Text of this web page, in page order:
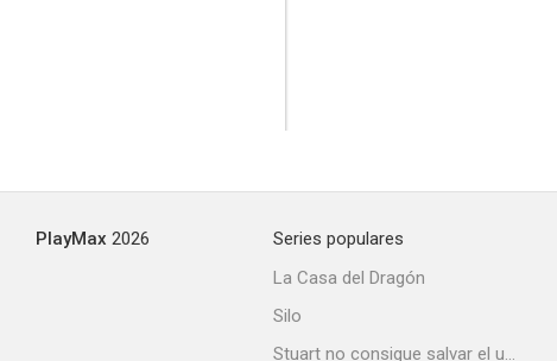
PlayMax 2026
Series populares
La Casa del Dragón
Silo
Stuart no consigue salvar el universo